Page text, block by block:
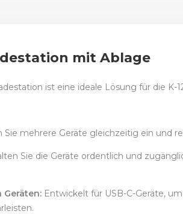
mit Ablage
ist eine ideale Lösung für die K-
Sie mehrere Geräte gleichzeitig ein und
Sie die Geräte ordentlich und
Geräten: Entwickelt für USB-C-Geräte,